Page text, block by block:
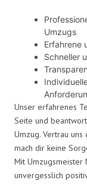
Umzugs
Erfahrene
Schneller
Unser erfahrenes
Seite und
Umzug. Vertrau
mach dir keine
Mit Umzugsmeister
unvergesslich